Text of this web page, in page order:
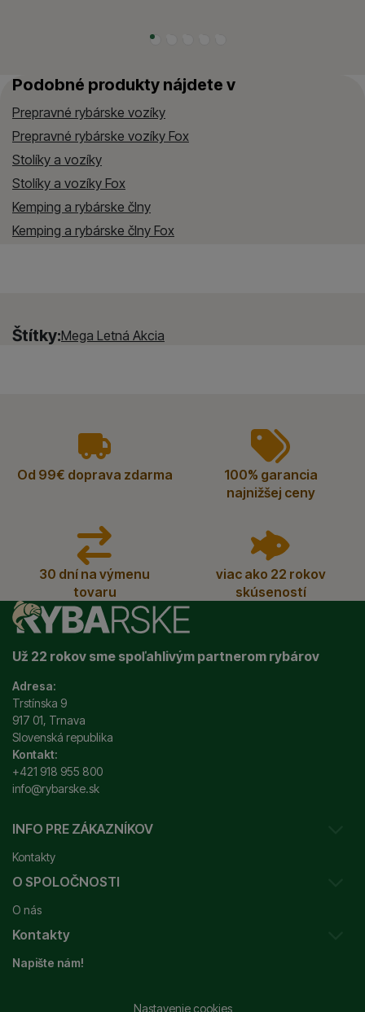
Podobné produkty nájdete v
Prepravné rybárske vozíky
Prepravné rybárske vozíky Fox
Stolíky a vozíky
Stolíky a vozíky Fox
Kemping a rybárske člny
Kemping a rybárske člny Fox
Štítky:Mega Letná Akcia
vyhody
Od 99€ doprava zdarma
100% garancia
najnižšej ceny
30 dní na výmenu
tovaru
viac ako 22 rokov
skúseností
Už 22 rokov sme spoľahlivým partnerom rybárov
Adresa:
Trstínska 9
917 01, Trnava
Slovenská republika
Kontakt:
+421 918 955 800
info@rybarske.sk
INFO PRE ZÁKAZNÍKOV
Kontakty
Sledovanie vašej zásielky
Ako reklamovať / vrátiť tovar
Obchodné podmienky
Odstúpenie od zmluvy
O SPOLOČNOSTI
O nás
Prečo nakupovať u nás?
Garancia najnižšej ceny
Kontakty
Napište nám!
Nastavenie cookies